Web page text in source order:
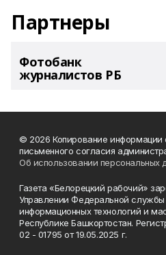
Партнеры
Фотобанк
журналистов РБ
© 2026 Копирование информации
письменного согласия
Об использовании персональных
Газета «Белорецкий рабочий»
Управлении Федеральной
информационных технологий и
Республике Башкортостан.
02 - 01795 от 19.05.2025 г.